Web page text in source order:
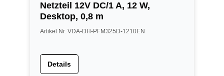
Netzteil 12V DC/1 A, 12 W,
Desktop, 0,8 m
Artikel Nr. VDA-DH-PFM325D-1210EN
Details